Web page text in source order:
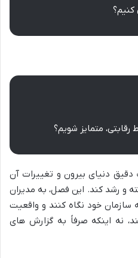
کنیم؟
متمایز شویم؟
دقیق دنیای بیرون و تغییرات آن
و رشد کند. این فصل، به مدیران
سازمان خود نگاه کنند و واقعیت
نه اینکه صرفاً به گزارش های